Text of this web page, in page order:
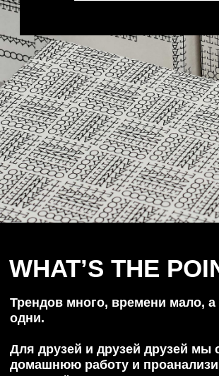
WHAT’S THE POINT?
О чём поговорим, на чём
базируемся?
Трендов много, времени мало, а вы у себя
одни.
Для друзей и друзей друзей мы сделали
домашнюю работу и проанализировали более
50ти отчётов с трендами и прогнозами на
2025й год (жутко много слайдов!) и сделали
классную рабочую шпаргалку (чуть меньше
слайдов) по трендам, которой можно будет
пользоваться, как вашей душе (и маркетинг-
Если кратко: мы прочитали всё за вас,
дадим списать на лекции.